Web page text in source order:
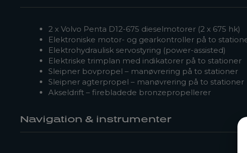
2 x Volvo Penta D12-675 dieselmotorer (2 x 675 hk)
Elektroniske motor- og gearkontroller på to
Elektrohydraulisk servostyring (power-assisted)
Elektriske trimplan med indikatorer på to stationer
Sleipner bovpropel – manøvrering på to stationer
Sleipner agterpropel – manøvrering på to stationer
Akseldrift – firebladede bronzepropellerer
Navigation & instrumenter